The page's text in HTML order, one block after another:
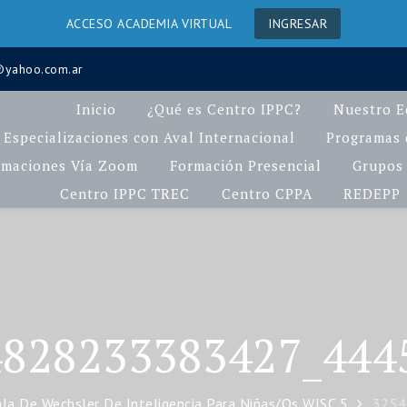
ACCESO ACADEMIA VIRTUAL INGRESAR
Inicio ¿Qué es Centro IPPC?
Nuestro
Especializaciones con Aval Internacional
Vía Zoom
Formación Presencial
Centro IPPC TREC
Centro CPPA REDEPP
De Wechsler De Inteligencia Para Niñas/os WISC 5